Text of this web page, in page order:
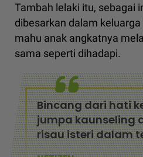
Tambah lelaki itu, sebagai
dibesarkan dalam
mahu anak angkatnya
sama seperti dihadapi.
Bincang dari hati
jumpa kaunseling
risau isteri dalam